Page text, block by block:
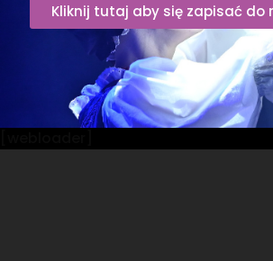
Kliknij tutaj aby się zapisać do